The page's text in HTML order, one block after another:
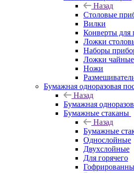
Назад
Столовые
Вилки
Конверты для
Ложки
Наборы
Ложки чайные
Ножи
Бумажная одноразовая
Назад
Бумажная
Бумажные стаканы
Назад
Бумажные
Однослойные
Двухслойные
Для горячего